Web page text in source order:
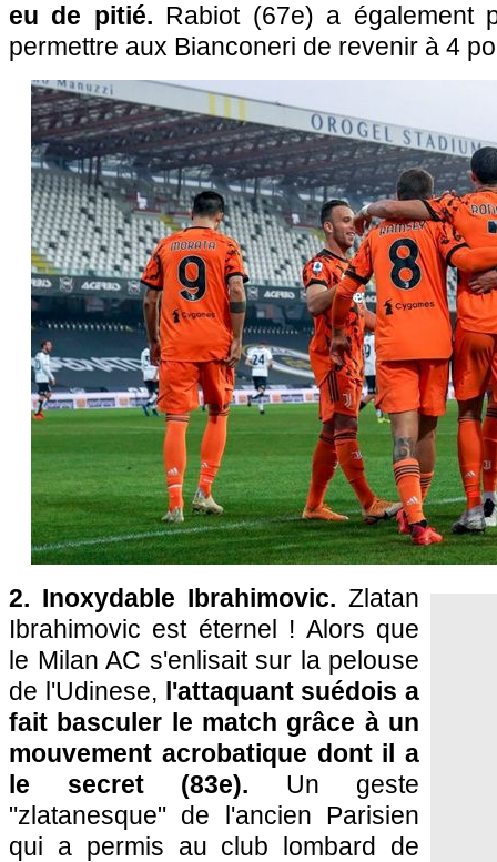
eu de pitié. Rabiot (67e) a également
permettre aux Bianconeri de revenir à 4
2. Inoxydable Ibrahimovic. Zlatan
Ibrahimovic est éternel ! Alors que
le Milan AC s'enlisait sur la pelouse
de l'Udinese, l'attaquant suédois a
fait basculer le match grâce à un
mouvement acrobatique dont il a
le secret (83e). Un geste
"zlatanesque" de l'ancien Parisien
qui a permis au club lombard de